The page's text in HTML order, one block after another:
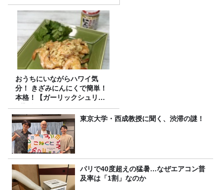
おうちにいながらハワイ気
分！ きざみにんにくで簡単！
本格！【ガーリックシュリン
プ】 桃屋のかんたんレシピ
東京大学・西成教授に聞く、渋滞の謎！
パリで40度超えの猛暑…なぜエアコン普
及率は「1割」なのか